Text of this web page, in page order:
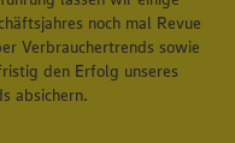
noch mal Revue
Verbrauchertrends sowie
den Erfolg unseres
absichern.